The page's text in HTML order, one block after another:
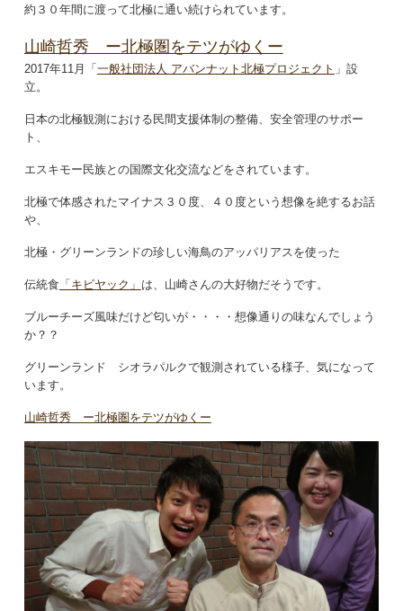
約３０年間に渡って北極に通い続けられています。
山崎哲秀 ー北極圏をテツがゆくー
2017年11月「一般社団法人 アバンナット北極プロジェクト 」設
立。
日本の北極観測における民間支援体制の整備、安全管理のサポー
ト、
エスキモー民族との国際文化交流などをされています。
北極で体感されたマイナス３０度、４０度という想像を絶するお話
や、
北極・グリーンランドの珍しい海鳥のアッパリアスを使った
伝統食 「キビヤック」 は、山崎さんの大好物だそうです。
ブルーチーズ風味だけど匂いが・・・・想像通りの味なんでしょう
か？？
グリーンランド シオラパルクで観測されている様子、気になって
います。
山崎哲秀 ー北極圏をテツがゆくー